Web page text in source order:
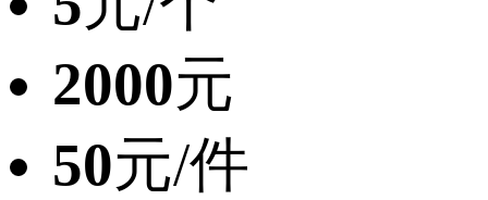
2000元
50元/件